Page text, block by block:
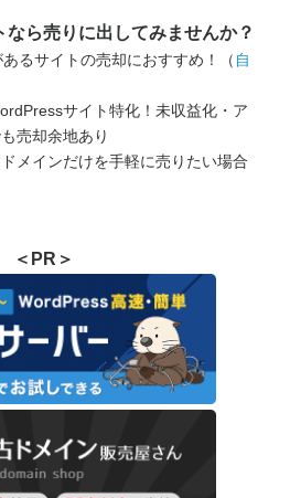
なら売りに出してみませんか？
あるサイトの売却におすすめ！（ 自
サイト特化！未収益化・ア
売却余地あり
ドメインだけを手軽に売りたい場合
＜PR＞